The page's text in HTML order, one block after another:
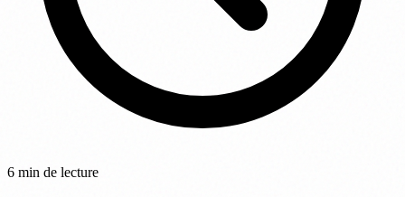
6 min de lecture